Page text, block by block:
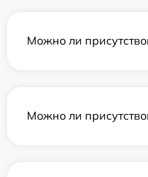
Можно ли
Можно ли